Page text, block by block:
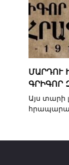
ՄԱՐԴՈՒ
ԳՐԻԳՈՐ
Այս տարի